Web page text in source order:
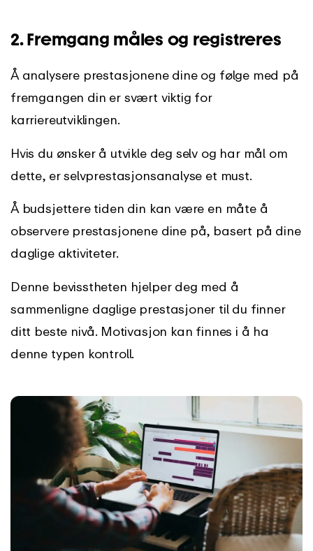
2. Fremgang måles og registreres
Å analysere prestasjonene dine og følge med på
fremgangen din er svært viktig for
karriereutviklingen.
Hvis du ønsker å utvikle deg selv og har mål om
dette, er selvprestasjonsanalyse et must.
Å budsjettere tiden din kan være en måte å
observere prestasjonene dine på, basert på dine
daglige aktiviteter.
Denne bevisstheten hjelper deg med å
sammenligne daglige prestasjoner til du finner
ditt beste nivå. Motivasjon kan finnes i å ha
denne typen kontroll.